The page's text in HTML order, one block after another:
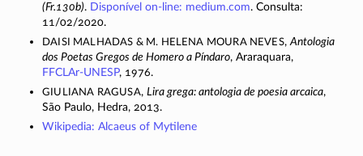
(Fr.130b). Disponível on-line: medium.com. Consulta:
11/02/2020.
Daisi Malhadas & M. Helena Moura Neves,Antologia
dos Poetas Gregos de Homero a Píndaro, Araraquara,
FFCLAr-UNESP, 1976.
Giuliana Ragusa, Lira grega: antologia de poesia arcaica,
São Paulo, Hedra, 2013.
Wikipedia: Alcaeus of Mytilene